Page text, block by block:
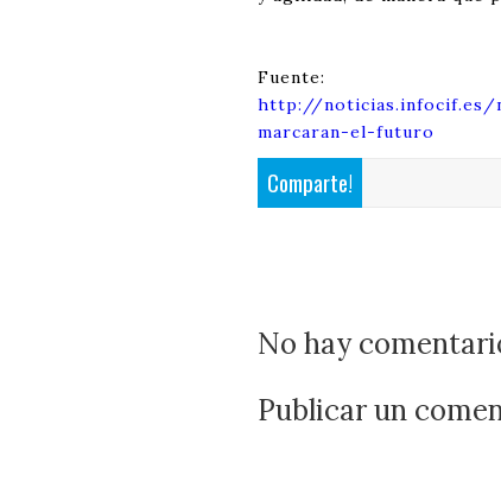
Fuente:
http://noticias.infocif.es/
marcaran-el-futuro
Comparte!
No hay
Publicar un